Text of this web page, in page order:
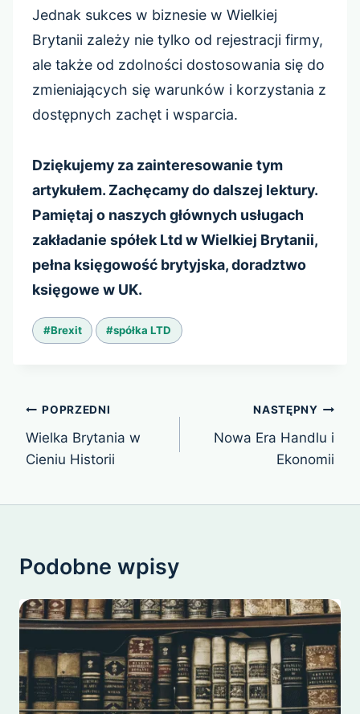
Jednak sukces w biznesie w Wielkiej
Brytanii zależy nie tylko od rejestracji firmy,
ale także od zdolności dostosowania się do
zmieniających się warunków i korzystania z
dostępnych zachęt i wsparcia.
Dziękujemy za zainteresowanie tym
artykułem. Zachęcamy do dalszej lektury.
Pamiętaj o naszych głównych usługach
zakładanie spółek Ltd w Wielkiej Brytanii,
pełna księgowość brytyjska, doradztwo
księgowe w UK.
Tagi
wpisu:
#Brexit #spółka LTD
Nawigacja
wpisu
POPRZEDNI
Wielka Brytania w
Cieniu Historii
NASTĘPNY
Nowa Era Handlu i
Ekonomii
Podobne wpisy